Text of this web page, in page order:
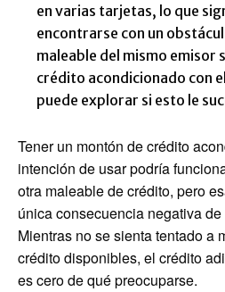
en varias tarjetas, lo que
encontrarse con un
maleable del mismo emisor
crédito acondicionado con
puede explorar si esto le
Tener un montón de crédito
intención de usar podría
otra maleable de crédito, pero
única consecuencia negativa
Mientras no se sienta tentado a
crédito disponibles, el crédito
es cero de qué preocuparse.